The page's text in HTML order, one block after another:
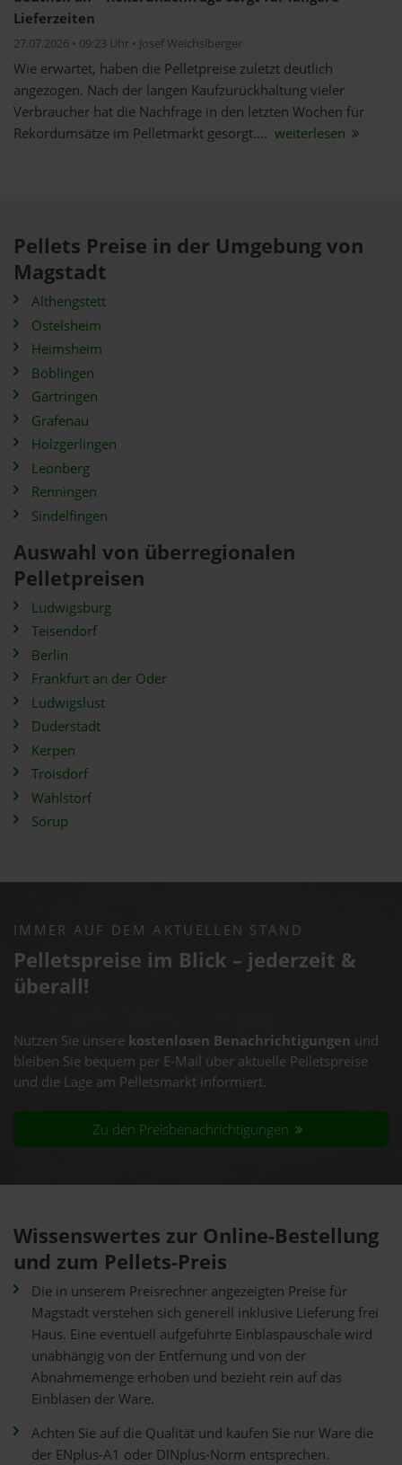
Lieferzeiten
27.07.2026 • 09:23 Uhr • Josef Weichslberger
Wie erwartet, haben die Pelletpreise zuletzt deutlich
angezogen. Nach der langen Kaufzurückhaltung vieler
Verbraucher hat die Nachfrage in den letzten Wochen für
Rekordumsätze im Pelletmarkt gesorgt.... weiterlesen
Pellets Preise in der Umgebung von
Magstadt
Althengstett
Ostelsheim
Heimsheim
Böblingen
Gärtringen
Grafenau
Holzgerlingen
Leonberg
Renningen
Sindelfingen
Auswahl von überregionalen
Pelletpreisen
Ludwigsburg
Teisendorf
Berlin
Frankfurt an der Oder
Ludwigslust
Duderstadt
Kerpen
Troisdorf
Wahlstorf
Sörup
IMMER AUF DEM AKTUELLEN STAND
Pelletspreise im Blick – jederzeit &
überall!
Nutzen Sie unsere kostenlosen Benachrichtigungen und
bleiben Sie bequem per E-Mail über aktuelle Pelletspreise
und die Lage am Pelletsmarkt informiert.
Zu den Preisbenachrichtigungen
Wissenswertes zur Online-Bestellung
und zum Pellets-Preis
Die in unserem Preisrechner angezeigten Preise für
Magstadt verstehen sich generell inklusive Lieferung frei
Haus. Eine eventuell aufgeführte Einblaspauschale wird
unabhängig von der Entfernung und von der
Abnahmemenge erhoben und bezieht rein auf das
Einblasen der Ware.
Achten Sie auf die Qualität und kaufen Sie nur Ware die
der ENplus-A1 oder DINplus-Norm entsprechen.